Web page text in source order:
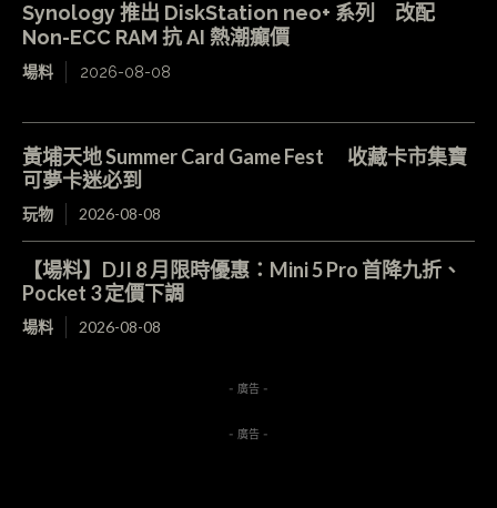
Synology 推出 DiskStation neo+ 系列 改配
Non-ECC RAM 抗 AI 熱潮癲價
場料 2026-08-08
黃埔天地 Summer Card Game Fest 收藏卡市集寶
可夢卡迷必到
玩物 2026-08-08
【場料】DJI 8 月限時優惠：Mini 5 Pro 首降九折、
Pocket 3 定價下調
場料 2026-08-08
- 廣告 -
- 廣告 -